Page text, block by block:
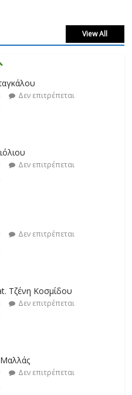
View All
Δεν επιτρέπεται
Δεν επιτρέπεται
Δεν επιτρέπεται
Τζένη Κοσμίδου
Δεν επιτρέπεται
Μαλλάς
Δεν επιτρέπεται